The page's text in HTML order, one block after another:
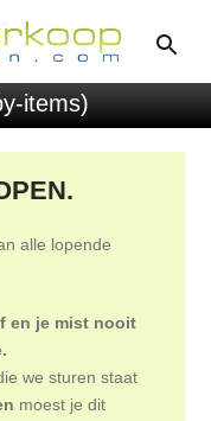
items)
alle lopende
en je mist nooit
we sturen staat
moest je dit